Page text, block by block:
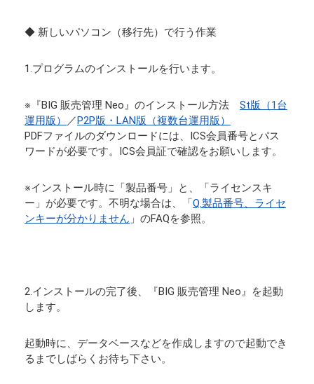
◆ 新しいパソコン（移行先）で行う作業
1.プログラムのインストールを行います。
※『BIG 販売管理 Neo』のインストール方法 St版（1台
運用版）
／P2P版・LAN版（複数台運用版）
PDFファイルのダウンロードには、ICS会員番号とパス
ワードが必要です。ICS会員証で確認をお願いします。
※インストール時に「製品番号」と、「ライセンスキ
ー」が必要です。不明な場合は、「Q.製品番号、ライセ
ンキーが分かりません 」のFAQを参照。
2.インストールの完了後、『BIG 販売管理 Neo』を起動
します。
起動時に、データベースなどを作成しますので起動でき
るまでしばらくお待ち下さい。